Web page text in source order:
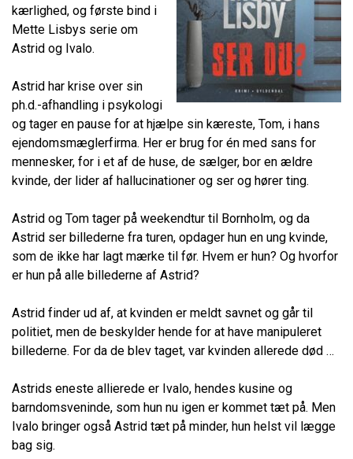
kærlighed, og første bind i
Mette Lisbys serie om
Astrid og Ivalo.
Astrid har krise over sin
ph.d.-afhandling i psykologi
og tager en pause for at hjælpe sin kæreste, Tom, i hans
ejendomsmæglerfirma. Her er brug for én med sans for
mennesker, for i et af de huse, de sælger, bor en ældre
kvinde, der lider af hallucinationer og ser og hører ting.
Astrid og Tom tager på weekendtur til Bornholm, og da
Astrid ser billederne fra turen, opdager hun en ung kvinde,
som de ikke har lagt mærke til før. Hvem er hun? Og hvorfor
er hun på alle billederne af Astrid?
Astrid finder ud af, at kvinden er meldt savnet og går til
politiet, men de beskylder hende for at have manipuleret
billederne. For da de blev taget, var kvinden allerede død …
Astrids eneste allierede er Ivalo, hendes kusine og
barndomsveninde, som hun nu igen er kommet tæt på. Men
Ivalo bringer også Astrid tæt på minder, hun helst vil lægge
bag sig.